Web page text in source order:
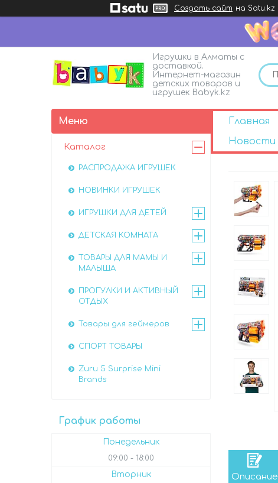
Создать сайт на Satu.kz
Игрушки в Алматы с
доставкой.
Интернет-магазин
детских товаров и
игрушек Babyk.kz
Главная
Новости
Описание
Каталог
РАСПРОДАЖА ИГРУШЕК
НОВИНКИ ИГРУШЕК
ИГРУШКИ ДЛЯ ДЕТЕЙ
ДЕТСКАЯ КОМНАТА
ТОВАРЫ ДЛЯ МАМЫ И
МАЛЫША
ПРОГУЛКИ И АКТИВНЫЙ
ОТДЫХ
Товары для геймеров
СПОРТ ТОВАРЫ
Zuru 5 Surprise Mini
Brands
График работы
Понедельник
09:00 18:00
Вторник